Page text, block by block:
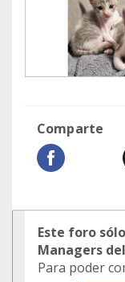
Comparte
Este foro
Managers
Para poder